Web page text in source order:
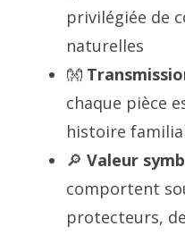
privilégiée de
naturelles
👐
chaque pièce
histoire
🔎 Valeur
comportent
protecteurs,